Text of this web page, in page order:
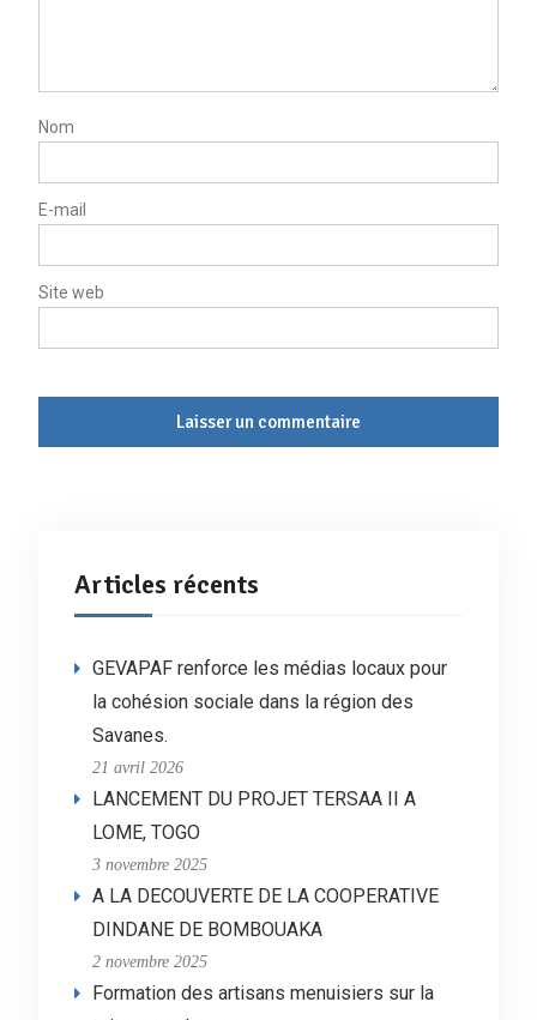
Nom
E-mail
Site web
Articles récents
GEVAPAF renforce les médias locaux pour
la cohésion sociale dans la région des
Savanes.
21 avril 2026
LANCEMENT DU PROJET TERSAA II A
LOME, TOGO
3 novembre 2025
A LA DECOUVERTE DE LA COOPERATIVE
DINDANE DE BOMBOUAKA
2 novembre 2025
Formation des artisans menuisiers sur la